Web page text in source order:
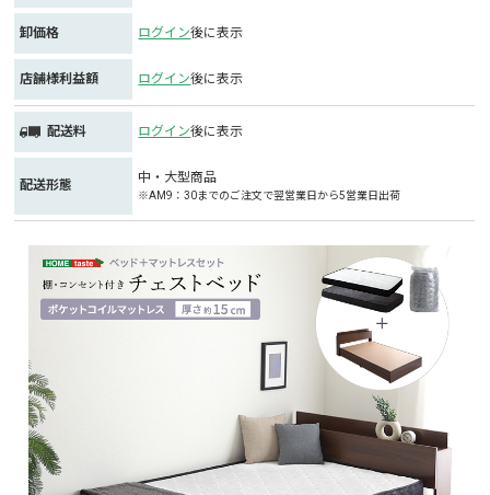
卸価格 ログイン後に表示
店舗様利益額 ログイン後に表示
配送料 ログイン後に表示
配送形態 中・大型商品
※AM9：30までのご注文で翌営業日から5営業日出荷